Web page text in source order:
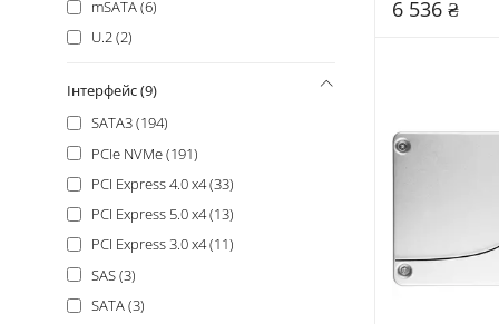
Verbatim (7)
HP (6)
Atria (2)
Corsair (2)
mSATA (6)
U.2 (2)
Інтерфейс (9)
SATA3 (194)
PCIe NVMe (191)
PCI Express 4.0 x4 (33)
PCI Express 5.0 x4 (13)
PCI Express 3.0 x4 (11)
SAS (3)
SATA (3)
6 536 ₴